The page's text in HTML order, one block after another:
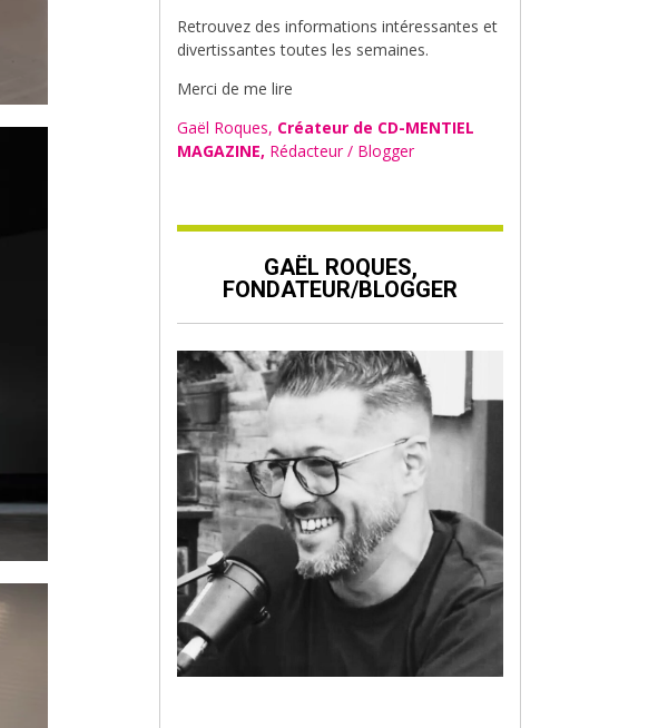
Retrouvez des informations intéressantes et
divertissantes toutes les semaines.
Merci de me lire
Gaël Roques, Créateur de CD-MENTIEL
MAGAZINE, Rédacteur / Blogger
GAËL ROQUES,
FONDATEUR/BLOGGER